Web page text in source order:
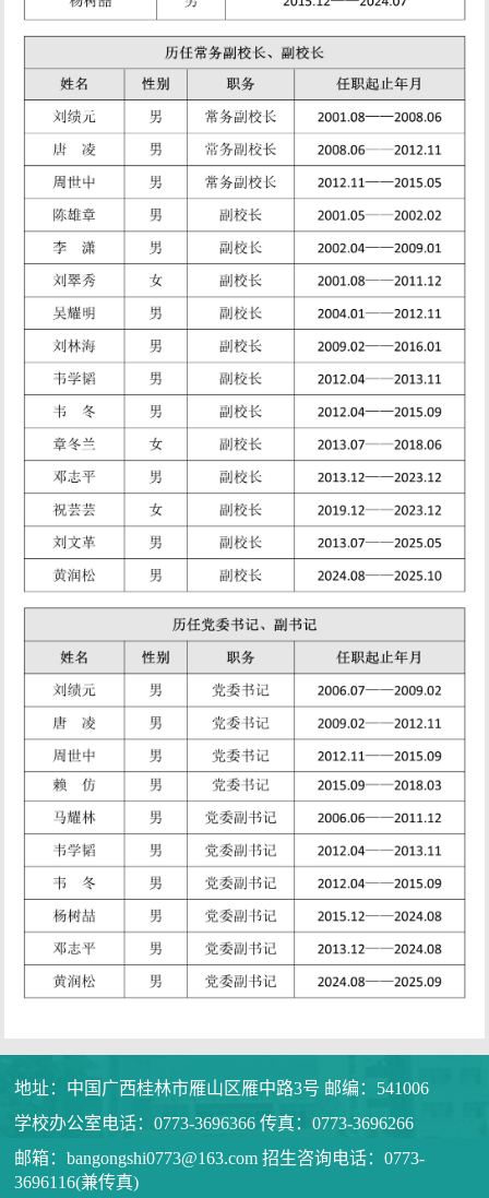
地址：中国广西桂林市雁山区雁中路3号 邮编：541006
学校办公室电话：0773-3696366 传真：0773-3696266
邮箱：bangongshi0773@163.com 招生咨询电话：0773-
3696116(兼传真)